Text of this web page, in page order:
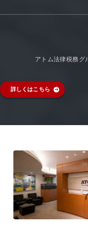
アトム法律税務グ
詳しくはこちら